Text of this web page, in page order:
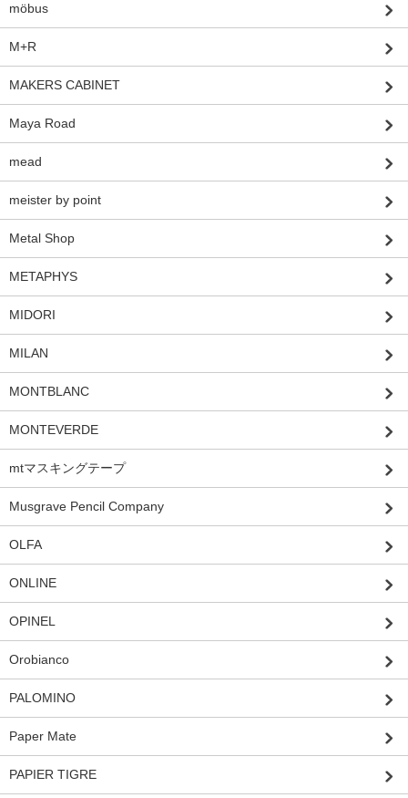
möbus
M+R
MAKERS CABINET
Maya Road
mead
meister by point
Metal Shop
METAPHYS
MIDORI
MILAN
MONTBLANC
MONTEVERDE
mtマスキングテープ
Musgrave Pencil Company
OLFA
ONLINE
OPINEL
Orobianco
PALOMINO
Paper Mate
PAPIER TIGRE